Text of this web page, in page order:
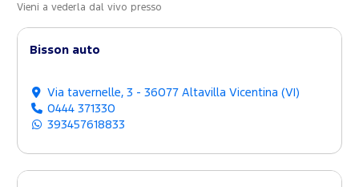
Vieni a vederla dal vivo presso
Bisson auto
Via tavernelle, 3 - 36077 Altavilla Vicentina (VI)
0444 371330
393457618833